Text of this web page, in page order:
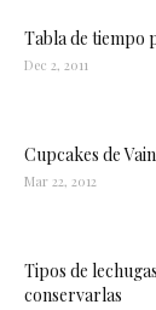
Tabla de tiempo
Dec 2, 2011
Cupcakes de
Mar 22, 2012
Tipos de
conservarlas